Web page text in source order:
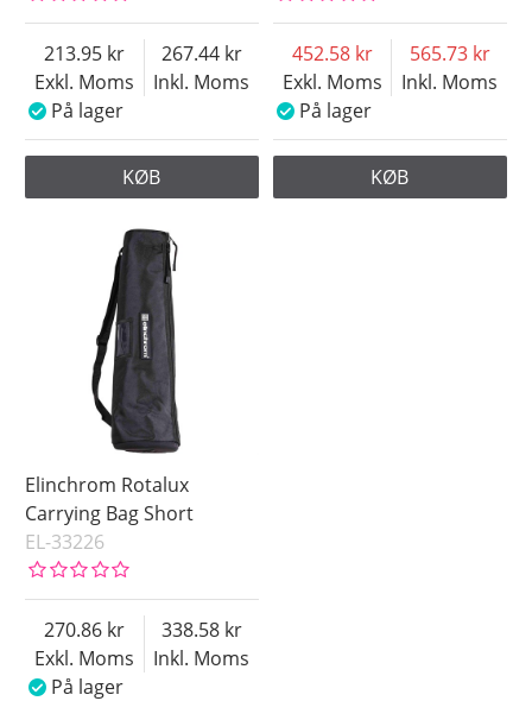
Exkl. Moms
213.95
Inkl. Moms
267.44
På lager
KØB
Exkl. Moms
452.58
Inkl. Moms
565.73
På lager
KØB
Elinchrom Rotalux
Carrying Bag Short
EL-33226
Exkl. Moms
270.86
Inkl. Moms
338.58
På lager